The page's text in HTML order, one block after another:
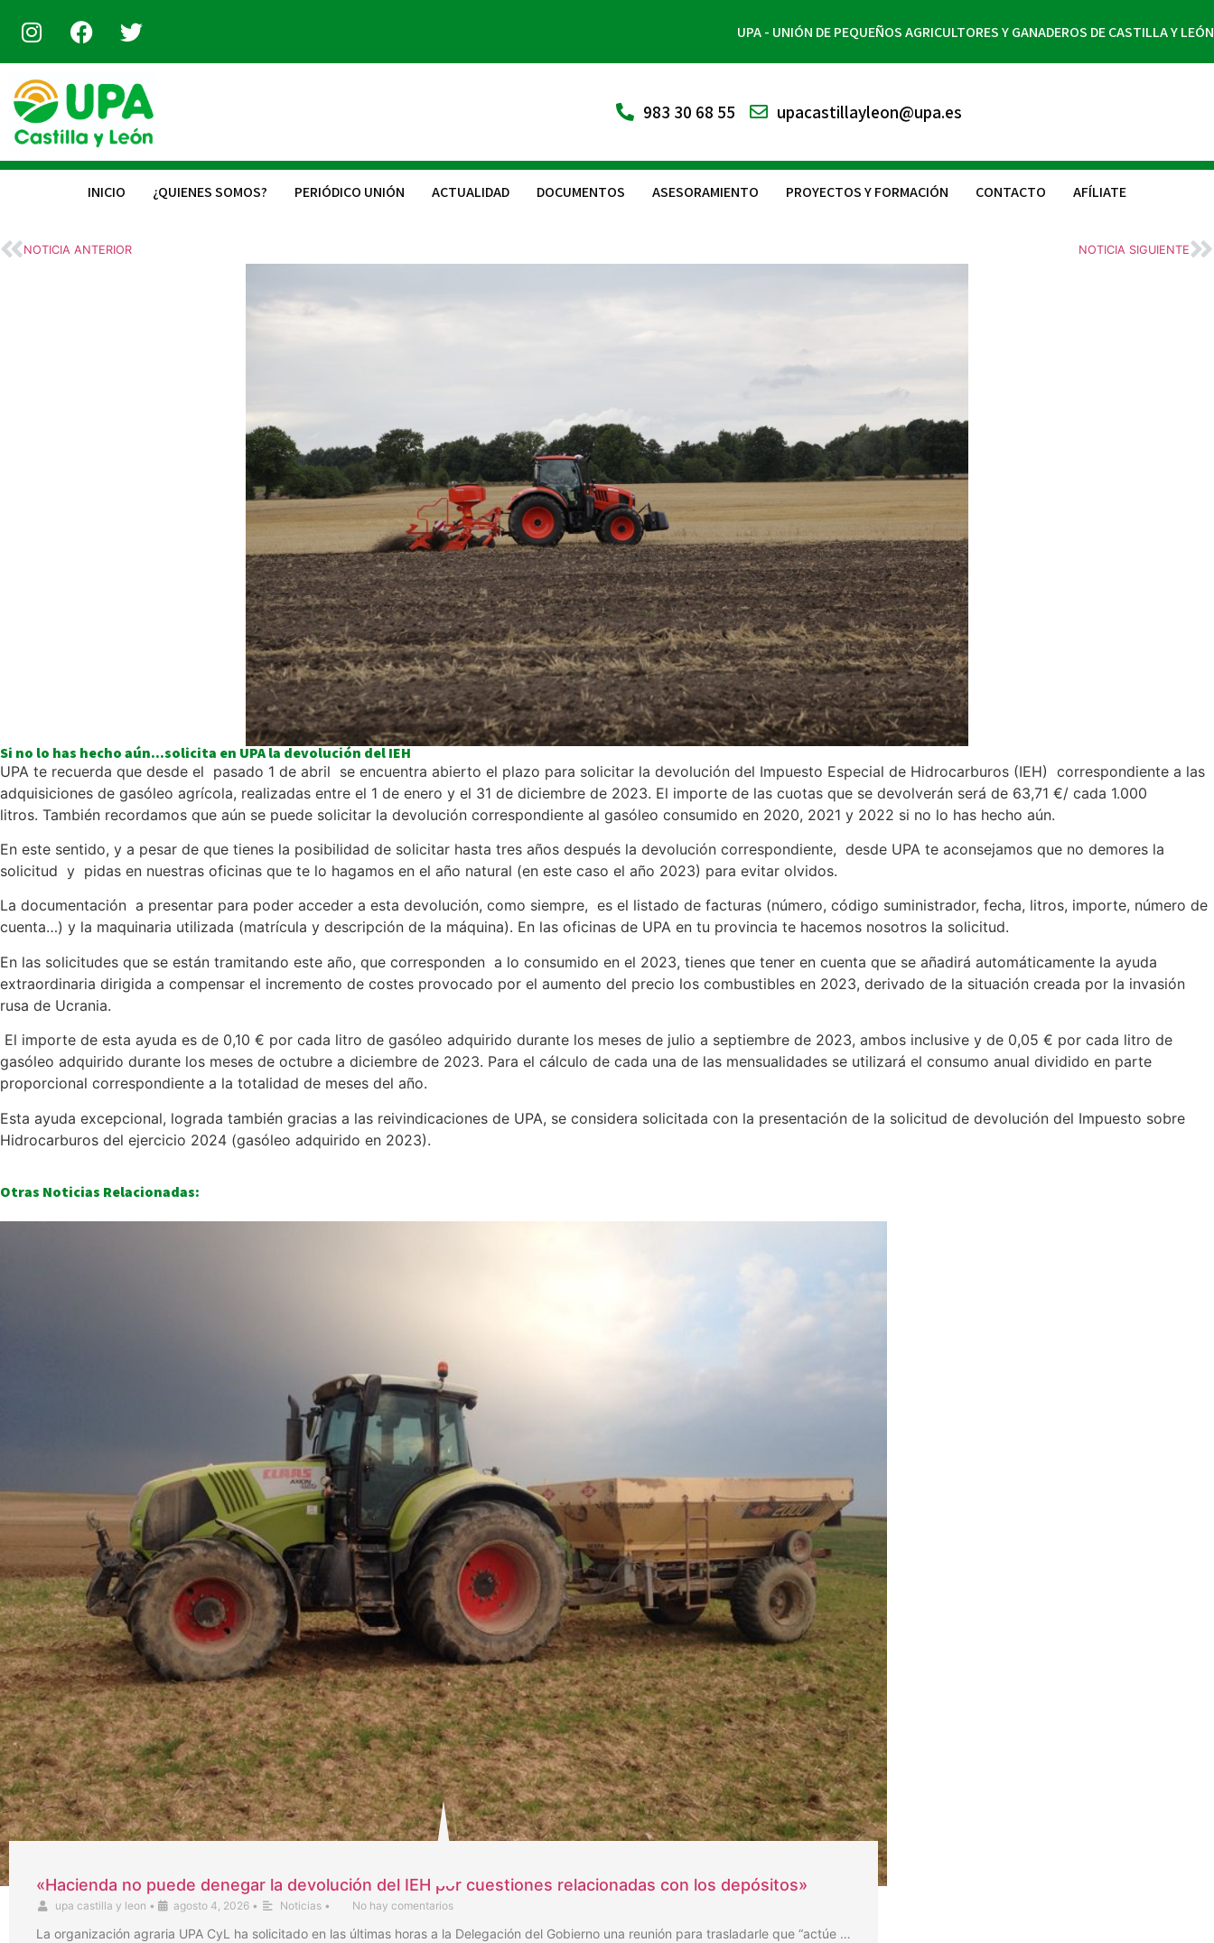
UPA - UNIÓN DE PEQUEÑOS AGRICULTORES Y GANADEROS DE CASTILLA Y LEÓN
983 30 68 55 upacastillayleon@upa.es
INICIO ¿QUIENES SOMOS? PERIÓDICO UNIÓN ACTUALIDAD DOCUMENTOS ASESORAMIENTO PROYECTOS Y FORMACIÓN CONTACTO AFÍLIATE
NOTICIA ANTERIOR NOTICIA SIGUIENTE
Si no lo has hecho aún…solicita en UPA la devolución del IEH
UPA te recuerda que desde el pasado 1 de abril se encuentra abierto el plazo para solicitar la devolución del Impuesto Especial de Hidrocarburos (IEH) correspondiente a las
adquisiciones de gasóleo agrícola, realizadas entre el 1 de enero y el 31 de diciembre de 2023. El importe de las cuotas que se devolverán será de 63,71 €/ cada 1.000
litros. También recordamos que aún se puede solicitar la devolución correspondiente al gasóleo consumido en 2020, 2021 y 2022 si no lo has hecho aún.
En este sentido, y a pesar de que tienes la posibilidad de solicitar hasta tres años después la devolución correspondiente, desde UPA te aconsejamos que no demores la
solicitud y pidas en nuestras oficinas que te lo hagamos en el año natural (en este caso el año 2023) para evitar olvidos.
La documentación a presentar para poder acceder a esta devolución, como siempre, es el listado de facturas (número, código suministrador, fecha, litros, importe, número de
cuenta…) y la maquinaria utilizada (matrícula y descripción de la máquina). En las oficinas de UPA en tu provincia te hacemos nosotros la solicitud.
En las solicitudes que se están tramitando este año, que corresponden a lo consumido en el 2023, tienes que tener en cuenta que se añadirá automáticamente la ayuda
extraordinaria dirigida a compensar el incremento de costes provocado por el aumento del precio los combustibles en 2023, derivado de la situación creada por la invasión
rusa de Ucrania.
El importe de esta ayuda es de 0,10 € por cada litro de gasóleo adquirido durante los meses de julio a septiembre de 2023, ambos inclusive y de 0,05 € por cada litro de
gasóleo adquirido durante los meses de octubre a diciembre de 2023. Para el cálculo de cada una de las mensualidades se utilizará el consumo anual dividido en parte
proporcional correspondiente a la totalidad de meses del año.
Esta ayuda excepcional, lograda también gracias a las reivindicaciones de UPA, se considera solicitada con la presentación de la solicitud de devolución del Impuesto sobre
Hidrocarburos del ejercicio 2024 (gasóleo adquirido en 2023).
Otras Noticias Relacionadas:
«Hacienda no puede denegar la devolución del IEH por cuestiones relacionadas con los depósitos»
upa castilla y leon • agosto 4, 2026 • Noticias • No hay comentarios
La organización agraria UPA CyL ha solicitado en las últimas horas a la Delegación del Gobierno una reunión para trasladarle que “actúe …